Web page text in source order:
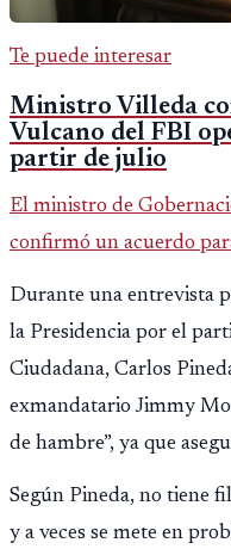
Te puede interesar
Ministro Villeda
Vulcano del FBI
partir de julio
El ministro de
confirmó un acuerdo
opere en Guatemala a
fallido con la
Público.
Durante una entrevista
la Presidencia por el
Ciudadana, Carlos
exmandatario Jimmy
de hambre”, ya que
Según Pineda, no tiene
y a veces se mete en